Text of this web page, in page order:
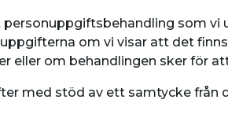
som
om vi visar att det
eller om behandlingen sker för
med stöd av ett samtycke